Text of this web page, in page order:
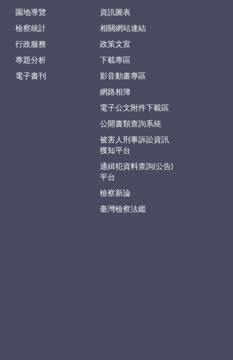
園地導覽
檢察統計
行政服務
專題分析
電子書刊
資訊圖表
相關網站連結
政策文宣
下載專區
影音動畫專區
網路相簿
電子公文附件下載區
公開書類查詢系統
被害人刑事訴訟資訊
獲知平台
通緝犯資料查詢(公告)
平台
檢察新論
臺灣檢察法鑑